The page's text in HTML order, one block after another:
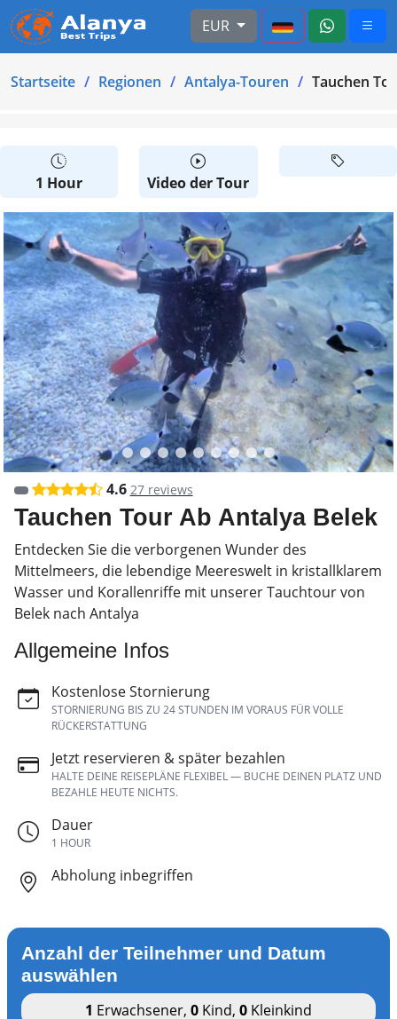
EUR
Startseite Regionen Antalya-Touren Tauchen
1 Hour Video der Tour
4.6 27 reviews
Tauchen Tour Ab Antalya Belek
Entdecken Sie die verborgenen Wunder des
Mittelmeers, die lebendige Meereswelt in kristallklarem
Wasser und Korallenriffe mit unserer Tauchtour von
Belek nach Antalya
Allgemeine Infos
Kostenlose Stornierung
STORNIERUNG BIS ZU 24 STUNDEN IM VORAUS FÜR VOLLE
RÜCKERSTATTUNG
Jetzt reservieren & später bezahlen
HALTE DEINE REISEPLÄNE FLEXIBEL — BUCHE DEINEN PLATZ UND
BEZAHLE HEUTE NICHTS.
Dauer
1 HOUR
Abholung inbegriffen
Anzahl der Teilnehmer und Datum
auswählen
1 Erwachsener, 0 Kind, 0 Kleinkind